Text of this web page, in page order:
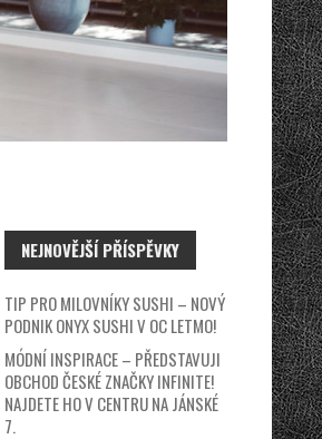
NEJNOVĚJŠÍ PŘÍSPĚVKY
TIP PRO MILOVNÍKY SUSHI – NOVÝ
PODNIK ONYX SUSHI V OC LETMO!
MÓDNÍ INSPIRACE – PŘEDSTAVUJI
OBCHOD ČESKÉ ZNAČKY INFINITE!
NAJDETE HO V CENTRU NA JÁNSKÉ
7.